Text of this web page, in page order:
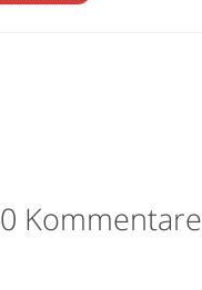
0 Kommentare